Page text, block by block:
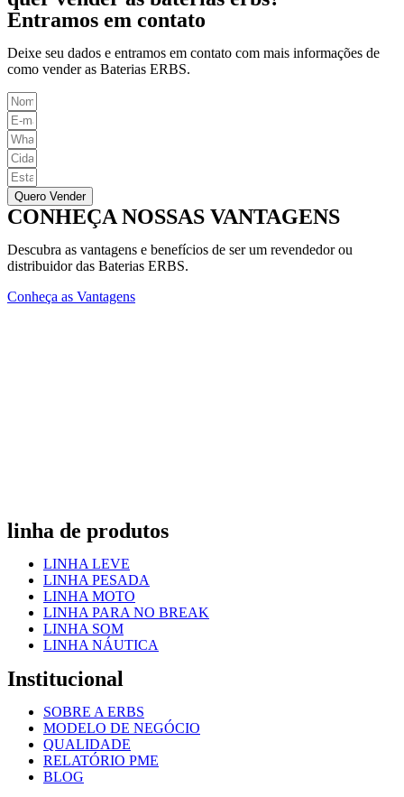
Entramos em contato
Deixe seu dados e entramos em contato com mais informações de
como vender as Baterias ERBS.
Quero Vender
CONHEÇA NOSSAS VANTAGENS
Descubra as vantagens e benefícios de ser um revendedor ou
distribuidor das Baterias ERBS.
Conheça as Vantagens
linha de produtos
LINHA LEVE
LINHA PESADA
LINHA MOTO
LINHA PARA NO BREAK
LINHA SOM
LINHA NÁUTICA
Institucional
SOBRE A ERBS
MODELO DE NEGÓCIO
QUALIDADE
RELATÓRIO PME
BLOG